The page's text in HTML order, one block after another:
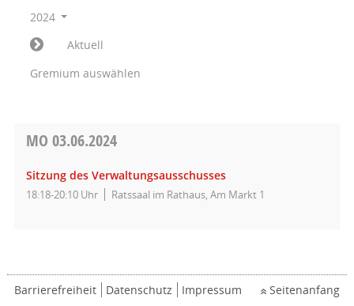
2024
Aktuell
Gremium auswählen
MO 03.06.2024
Sitzung des Verwaltungsausschusses
18:18-20:10 Uhr Ratssaal im Rathaus, Am Markt 1
Barrierefreiheit Datenschutz Impressum Seitenanfang